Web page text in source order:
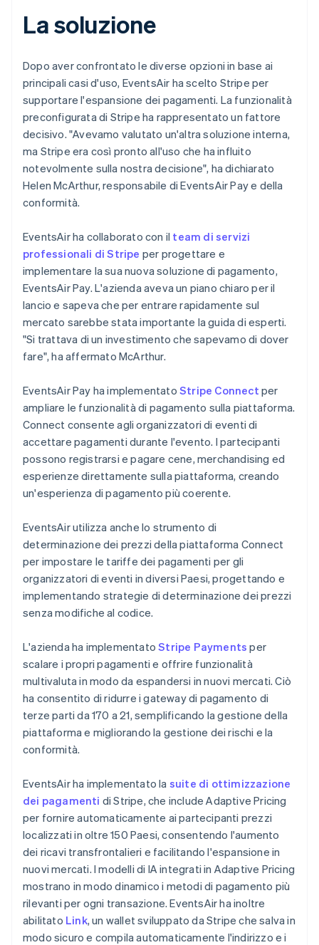
La soluzione
Dopo aver confrontato le diverse opzioni in base ai
principali casi d'uso, EventsAir ha scelto Stripe per
supportare l'espansione dei pagamenti. La funzionalità
preconfigurata di Stripe ha rappresentato un fattore
decisivo. "Avevamo valutato un'altra soluzione interna,
ma Stripe era così pronto all'uso che ha influito
notevolmente sulla nostra decisione", ha dichiarato
Helen McArthur, responsabile di EventsAir Pay e della
conformità.
EventsAir ha collaborato con il team di servizi
professionali di Stripe per progettare e
implementare la sua nuova soluzione di pagamento,
EventsAir Pay. L'azienda aveva un piano chiaro per il
lancio e sapeva che per entrare rapidamente sul
mercato sarebbe stata importante la guida di esperti.
"Si trattava di un investimento che sapevamo di dover
fare", ha affermato McArthur.
EventsAir Pay ha implementato Stripe Connect per
ampliare le funzionalità di pagamento sulla piattaforma.
Connect consente agli organizzatori di eventi di
accettare pagamenti durante l'evento. I partecipanti
possono registrarsi e pagare cene, merchandising ed
esperienze direttamente sulla piattaforma, creando
un'esperienza di pagamento più coerente.
EventsAir utilizza anche lo strumento di
determinazione dei prezzi della piattaforma Connect
per impostare le tariffe dei pagamenti per gli
organizzatori di eventi in diversi Paesi, progettando e
implementando strategie di determinazione dei prezzi
senza modifiche al codice.
L'azienda ha implementatoStripe Payments per
scalare i propri pagamenti e offrire funzionalità
multivaluta in modo da espandersi in nuovi mercati. Ciò
ha consentito di ridurre i gateway di pagamento di
terze parti da 170 a 21, semplificando la gestione della
piattaforma e migliorando la gestione dei rischi e la
conformità.
EventsAir ha implementato la suite di ottimizzazione
dei pagamenti di Stripe, che include Adaptive Pricing
per fornire automaticamente ai partecipanti prezzi
localizzati in oltre 150 Paesi, consentendo l'aumento
dei ricavi transfrontalieri e facilitando l'espansione in
nuovi mercati. I modelli di IA integrati in Adaptive Pricing
mostrano in modo dinamico i metodi di pagamento più
rilevanti per ogni transazione. EventsAir ha inoltre
abilitato Link, un wallet sviluppato da Stripe che salva in
modo sicuro e compila automaticamente l'indirizzo e i